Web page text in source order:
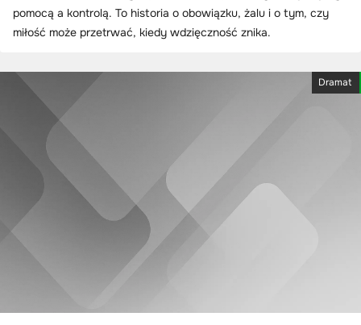
pomocą a kontrolą. To historia o obowiązku, żalu i o tym, czy
miłość może przetrwać, kiedy wdzięczność znika.
Dramat